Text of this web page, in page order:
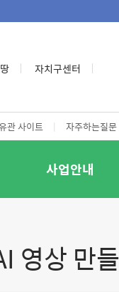
자치구센터
관 사이트 | 자주하는질문
사업안내
영상 만